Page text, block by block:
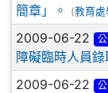
簡章」。
(教育處
2009-06-22
障礙臨時人員錄
2009-06-22